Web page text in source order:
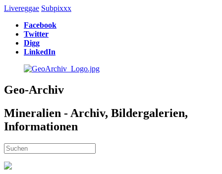
Livereggae Subpixxx
Facebook
Twitter
Digg
LinkedIn
Geo-Archiv
Mineralien - Archiv, Bildergalerien,
Informationen